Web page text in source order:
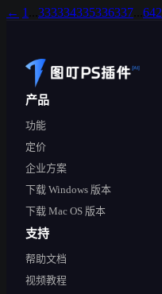
← 1 333334335336337 642
产品
功能
定价
企业方案
下载 Windows 版本
下载 Mac OS 版本
支持
帮助文档
视频教程